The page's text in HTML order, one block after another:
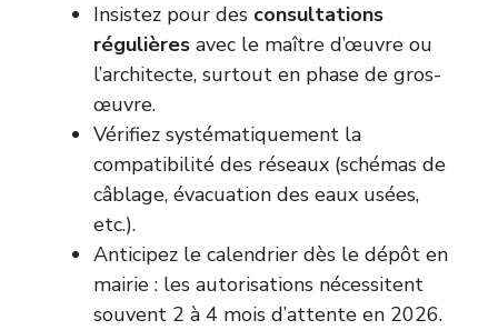
Insistez pour des consultations
régulières avec le maître d’œuvre ou
l’architecte, surtout en phase de gros-
œuvre.
Vérifiez systématiquement la
compatibilité des réseaux (schémas de
câblage, évacuation des eaux usées,
etc.).
Anticipez le calendrier dès le dépôt en
mairie : les autorisations nécessitent
souvent 2 à 4 mois d’attente en 2026.